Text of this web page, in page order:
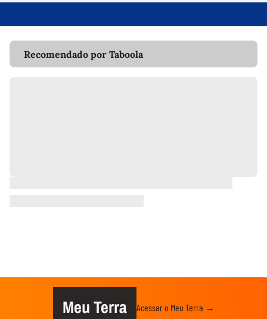
Recomendado por Taboola
Meu Terra Acessar o Meu Terra →